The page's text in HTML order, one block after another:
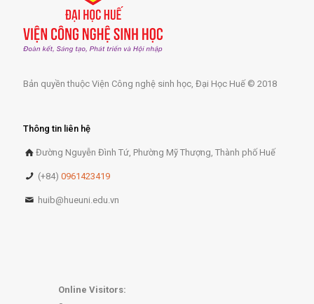
Bản quyền thuộc Viện Công nghệ sinh học, Đại Học Huế © 2018
Thông tin liên hệ
Đường Nguyễn Đình Tứ, Phường Mỹ Thượng, Thành phố Huế
(+84)0961423419
huib@hueuni.edu.vn
Online Visitors: